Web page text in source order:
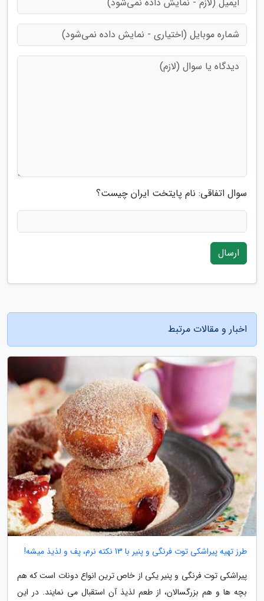
سوال اتفاقی: نام پایتخت ایران چیست؟
ارسال
اخبار و مقالات مرتبط
طرز تهیه پیراشکی توت فرنگی و پنیر با 13 نکته نرم، پف و لذیذ میشه!
پیراشکی توت فرنگی و پنیر یکی از خاص ترین انواع دونات است که هم
بچه ها و هم بزرگسالان، از طعم لذیذ آن استقبال می نمایند. در این